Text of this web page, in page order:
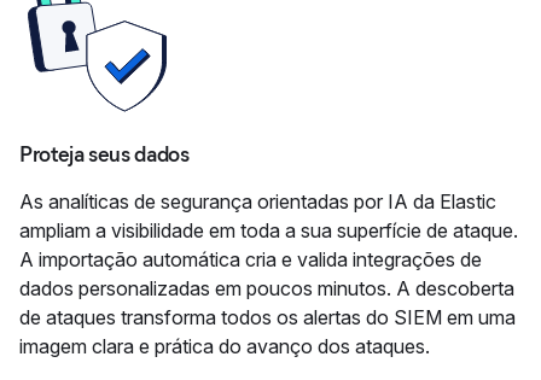
Proteja seus dados
As analíticas de segurança orientadas por IA da Elastic
ampliam a visibilidade em toda a sua superfície de ataque.
A importação automática cria e valida integrações de
dados personalizadas em poucos minutos. A descoberta
de ataques transforma todos os alertas do SIEM em uma
imagem clara e prática do avanço dos ataques.